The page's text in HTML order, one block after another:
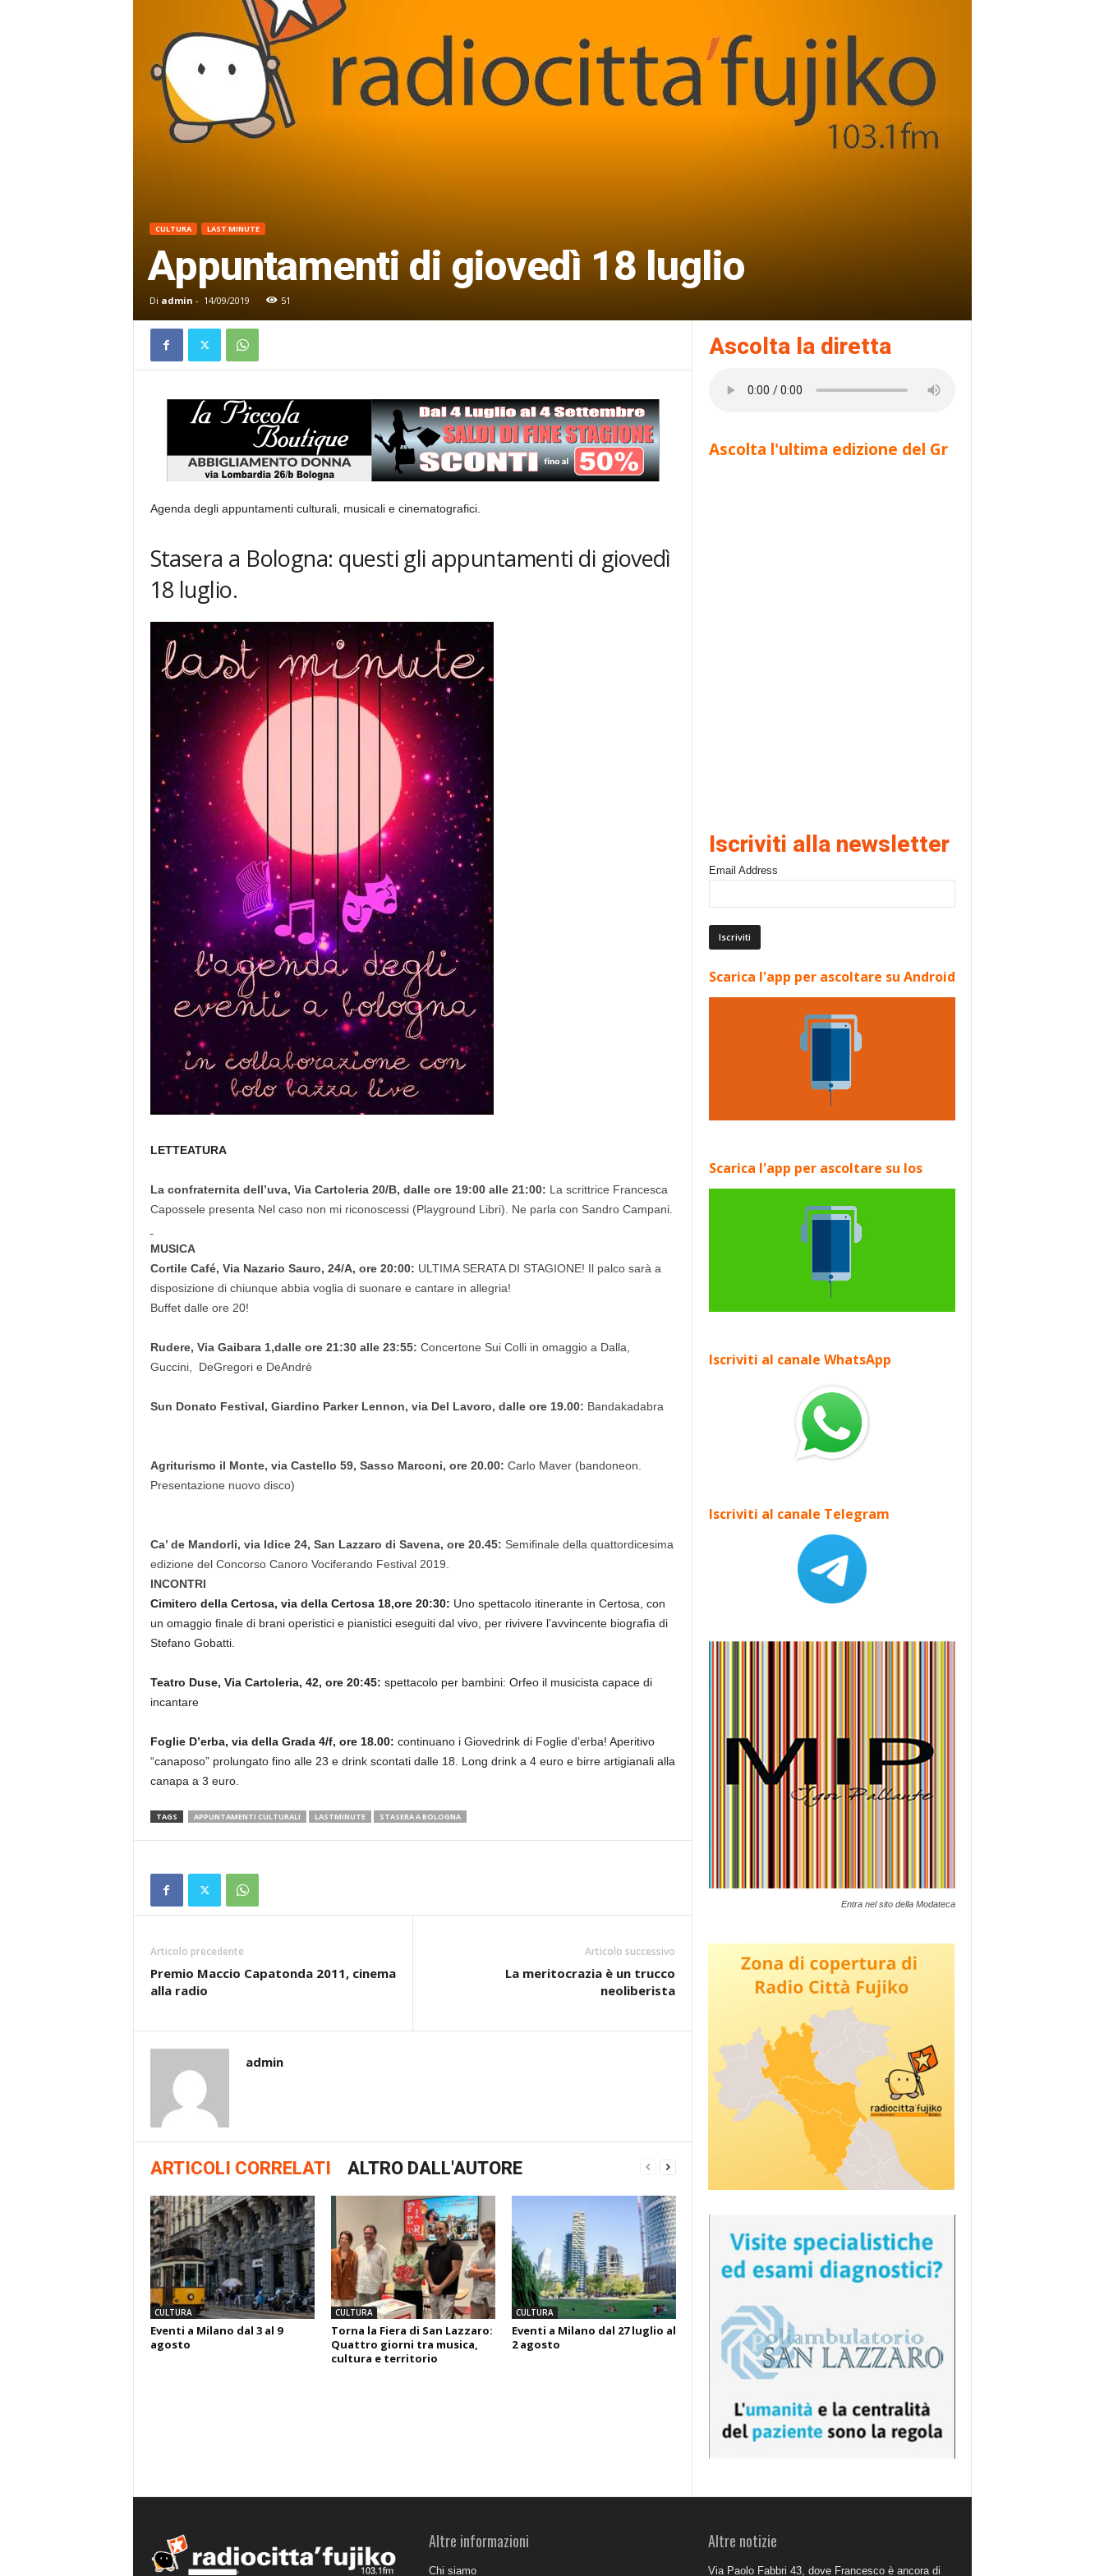
CULTURA LAST MINUTE
Appuntamenti di giovedì 18 luglio
Di admin - 14/09/2019 51
Agenda degli appuntamenti culturali, musicali e cinematografici.
Stasera a Bologna: questi gli appuntamenti di giovedì
18 luglio.
LETTEATURA
La confraternita dell’uva, Via Cartoleria 20/B, dalle ore 19:00 alle 21:00: La scrittrice Francesca
Capossele presenta Nel caso non mi riconoscessi (Playground Libri). Ne parla con Sandro Campani.
MUSICA
Cortile Café, Via Nazario Sauro, 24/A, ore 20:00: ULTIMA SERATA DI STAGIONE! Il palco sarà a
disposizione di chiunque abbia voglia di suonare e cantare in allegria!
Buffet dalle ore 20!
Rudere, Via Gaibara 1,dalle ore 21:30 alle 23:55: Concertone Sui Colli in omaggio a Dalla,
Guccini, DeGregori e DeAndrè
Sun Donato Festival, Giardino Parker Lennon, via Del Lavoro, dalle ore 19.00: Bandakadabra
Agriturismo il Monte, via Castello 59, Sasso Marconi, ore 20.00: Carlo Maver (bandoneon.
Presentazione nuovo disco)
Ca’ de Mandorli, via Idice 24, San Lazzaro di Savena, ore 20.45: Semifinale della quattordicesima
edizione del Concorso Canoro Vociferando Festival 2019.
INCONTRI
Cimitero della Certosa, via della Certosa 18,ore 20:30: Uno spettacolo itinerante in Certosa, con
un omaggio finale di brani operistici e pianistici eseguiti dal vivo, per rivivere l’avvincente biografia di
Stefano Gobatti.
Teatro Duse, Via Cartoleria, 42, ore 20:45: spettacolo per bambini: Orfeo il musicista capace di
incantare
Foglie D’erba, via della Grada 4/f, ore 18.00: continuano i Giovedrink di Foglie d’erba! Aperitivo
“canaposo” prolungato fino alle 23 e drink scontati dalle 18. Long drink a 4 euro e birre artigianali alla
canapa a 3 euro.
TAGS APPUNTAMENTI CULTURALI LASTMINUTE STASERA A BOLOGNA
Articolo precedente
Premio Maccio Capatonda 2011, cinema
alla radio
Articolo successivo
La meritocrazia è un trucco
neoliberista
admin
ARTICOLI CORRELATI ALTRO DALL'AUTORE
CULTURA
Eventi a Milano dal 3 al 9
agosto
CULTURA
Torna la Fiera di San Lazzaro:
Quattro giorni tra musica,
cultura e territorio
CULTURA
Eventi a Milano dal 27 luglio al
2 agosto
Ascolta la diretta
Ascolta l'ultima edizione del Gr
Iscriviti alla newsletter
Email Address
Scarica l'app per ascoltare su Android
Scarica l'app per ascoltare su Ios
Iscriviti al canale WhatsApp
Iscriviti al canale Telegram
Entra nel sito della Modateca
Altre informazioni
Chi siamo
Altre notizie
Via Paolo Fabbri 43, dove Francesco è ancora di